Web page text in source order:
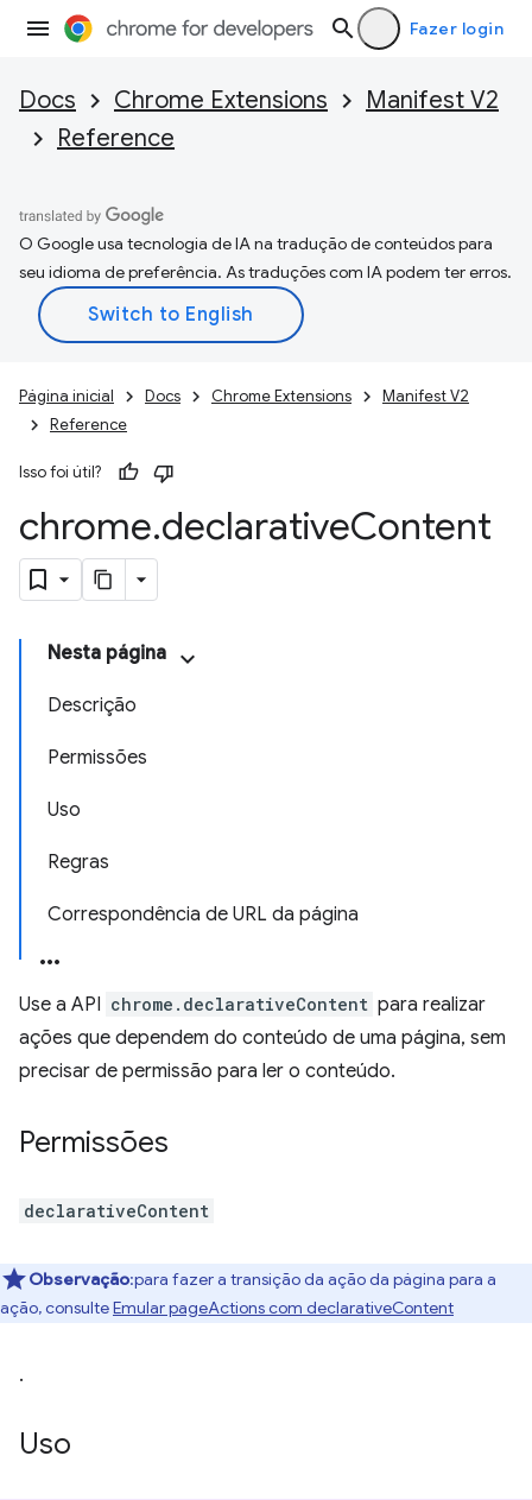
Fazer login
Docs Chrome Extensions
Manifest V2
Reference
O Google usa tecnologia de IA na tradução de conteúdos para
seu idioma de preferência. As traduções com IA podem ter erros.
Página inicial Docs Chrome Extensions
Manifest V2
Reference
Isso foi útil?
chrome.declarativeContent
Nesta página
Descrição
Permissões
Uso
Regras
Correspondência de URL da página
Use a API chrome.declarativeContent para realizar
ações que dependem do conteúdo de uma página, sem
precisar de permissão para ler o conteúdo.
Permissões
declarativeContent
Observação:para fazer a transição da ação da página para a
ação, consulteEmular pageActions com declarativeContent
.
Uso